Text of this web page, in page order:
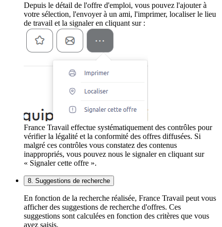
Depuis le détail de l'offre d'emploi, vous pouvez l'ajouter à
votre sélection, l'envoyer à un ami, l'imprimer, localiser le lieu
de travail et la signaler en cliquant sur :
France Travail effectue systématiquement des contrôles pour
vérifier la légalité et la conformité des offres diffusées. Si
malgré ces contrôles vous constatez des contenus
inappropriés, vous pouvez nous le signaler en cliquant sur
« Signaler cette offre ».
8. Suggestions de recherche
En fonction de la recherche réalisée, France Travail peut vous
afficher des suggestions de recherche d'offres. Ces
suggestions sont calculées en fonction des critères que vous
avez saisis.